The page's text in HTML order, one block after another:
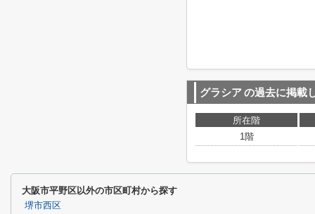
グラシアの過去に掲載
所在階
1階
大阪市平野区以外の市区町村から探す
堺市西区